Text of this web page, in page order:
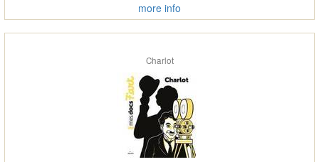
more info
Charlot